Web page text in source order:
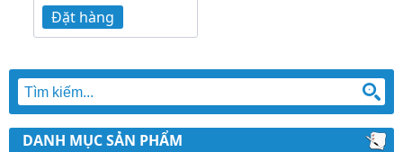
Đặt hàng
DANH MỤC SẢN PHẨM